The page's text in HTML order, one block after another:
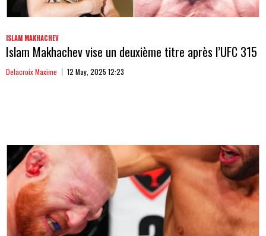
ISLAM MAKHACHEV
Islam Makhachev vise un deuxième titre après l’UFC 315
Delacroix Maxime 12 May, 2025 12:23